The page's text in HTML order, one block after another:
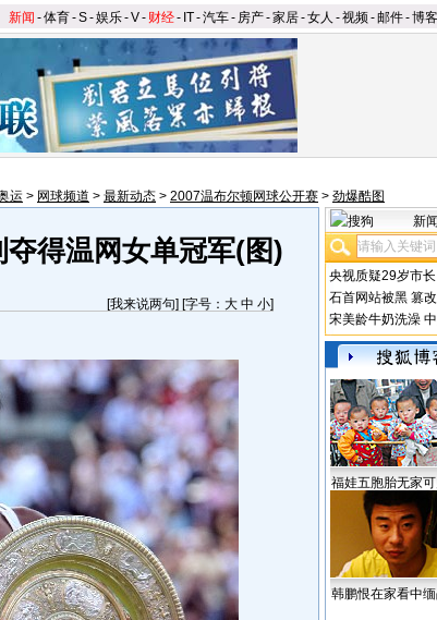
新闻 -体育-S-娱乐-V- 财经- IT-汽车- 房产-家居-女人 -视频-邮件-博客
运 > 网球频道 > 最新动态 > 2007温布尔顿网球公开赛 > 劲爆酷图
得温网女单冠军(图)
[我来说两句] [字号： 大 中 小]
新闻
央视质疑29岁市长
石首网站被黑 篡
宋美龄牛奶洗澡
福娃五胞胎无家
韩鹏恨在家看中